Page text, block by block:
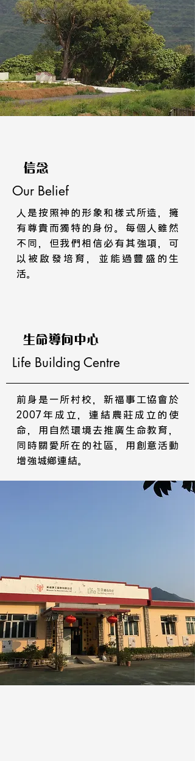
信念
Our Belief
人是按照神的形象和樣式所造，擁
有尊貴而獨特的身份。每個人雖然
不同，但我們相信必有其強項，可
以被啟發培育，並能過豐盛的生
活。
生命導向中心
Life Building Centre
前身是一所村校，新福事工協會於
2007年成立，連結農莊成立的使
命，用自然環境去推廣生命教育，
同時關愛所在的社區，用創意活動
增強城鄉連結。